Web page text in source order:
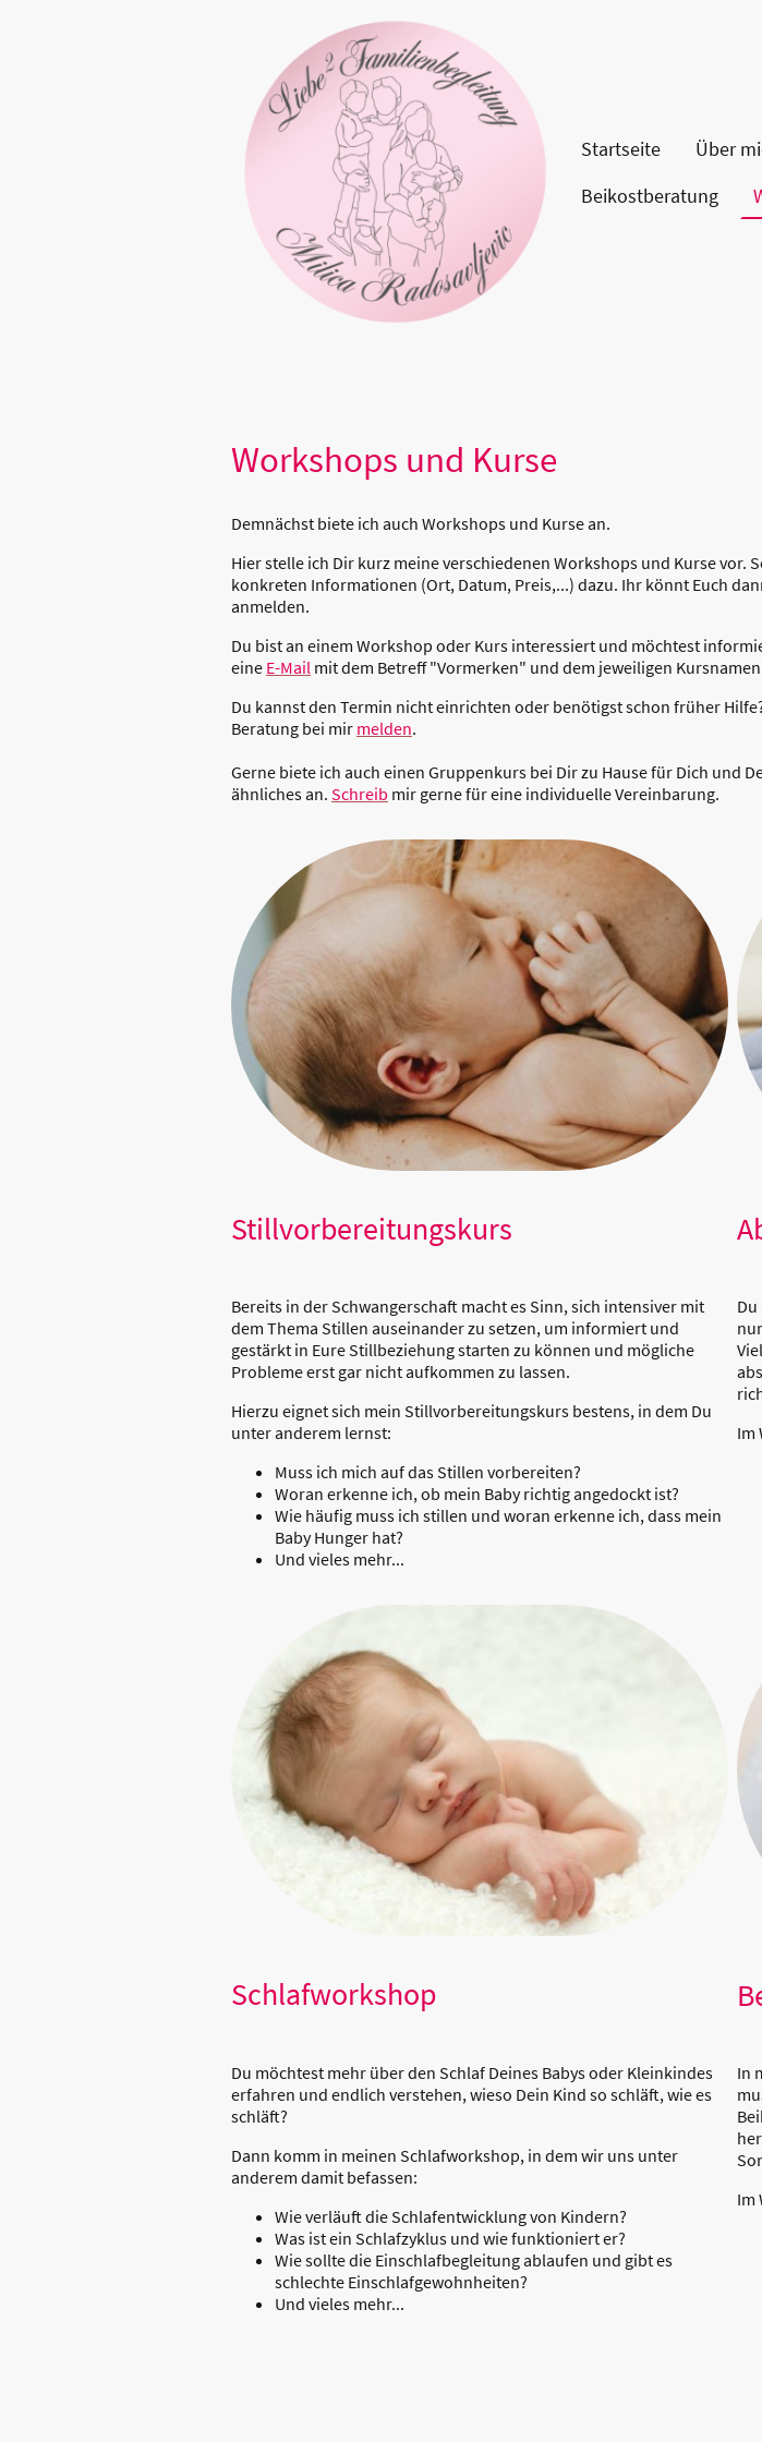
Startseite Über
Beikostberatung
Workshops und Kurse
Demnächst biete ich auch Workshops und Kurse an.
Hier stelle ich Dir kurz meine verschiedenen Workshops und Kurse
konkreten Informationen (Ort, Datum, Preis,...) dazu. Ihr könnt Euch
anmelden.
Du bist an einem Workshop oder Kurs interessiert und möchtest
eine E-Mail mit dem Betreff "Vormerken" und dem jeweiligen
Du kannst den Termin nicht einrichten oder benötigst schon früher
Beratung bei mir melden.
Gerne biete ich auch einen Gruppenkurs bei Dir zu Hause für Dich und
ähnliches an. Schreib mir gerne für eine individuelle Vereinbarung.
Stillvorbereitungskurs
Bereits in der Schwangerschaft macht es Sinn, sich intensiver mit
dem Thema Stillen auseinander zu setzen, um informiert und
gestärkt in Eure Stillbeziehung starten zu können und mögliche
Probleme erst gar nicht aufkommen zu lassen.
Hierzu eignet sich mein Stillvorbereitungskurs bestens, in dem Du
unter anderem lernst:
Muss ich mich auf das Stillen vorbereiten?
Woran erkenne ich, ob mein Baby richtig angedockt ist?
Wie häufig muss ich stillen und woran erkenne ich, dass mein
Baby Hunger hat?
Und vieles mehr...
Im
Schlafworkshop
Du möchtest mehr über den Schlaf Deines Babys oder Kleinkindes
erfahren und endlich verstehen, wieso Dein Kind so schläft, wie es
schläft?
Dann komm in meinen Schlafworkshop, in dem wir uns unter
anderem damit befassen:
Wie verläuft die Schlafentwicklung von Kindern?
Was ist ein Schlafzyklus und wie funktioniert er?
Wie sollte die Einschlafbegleitung ablaufen und gibt es
schlechte Einschlafgewohnheiten?
Und vieles mehr...
In
Im